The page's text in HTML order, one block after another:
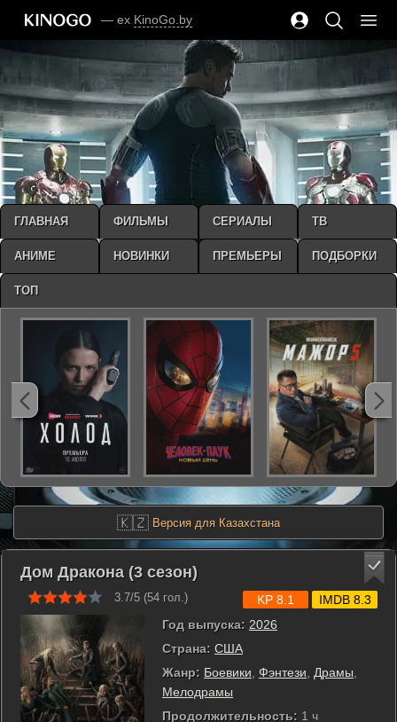
— ex KinoGo.by
🇰🇿 Версия для Казахстана
Дом Дракона (3 сезон)
3.7/5 (54 гол.)
Год выпуска: 2026
Страна: США
Жанр: Боевики Фэнтези Драмы
Мелодрамы
Продолжительность: 1 ч
KP 8.1 IMDB 8.3
ГЛАВНАЯ ФИЛЬМЫ СЕРИАЛЫ ТВ
АНИМЕ НОВИНКИ ПРЕМЬЕРЫ ПОДБОРКИ
ТОП